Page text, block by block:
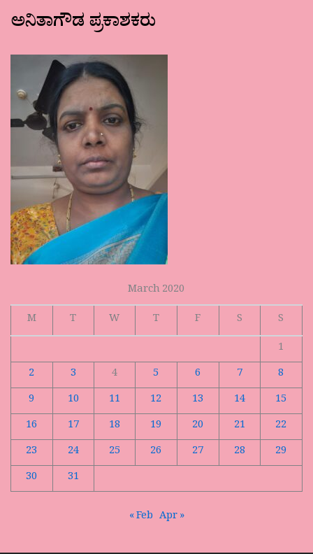
ಅನಿತಾಗೌಡ ಪ್ರಕಾಶಕರು
March 2020
M
T W T F S
S
1
2
3 4 5 6 7
8
9
10 11 12 13 14
15
16
17 18 19 20 21
22
23
24 25 26 27 28
29
30
31
« Feb Apr »